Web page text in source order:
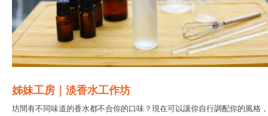
姊妹工房｜淡香水工作坊
坊間有不同味道的香水都不合你的口味？現在可以讓你自行調配你的風格，